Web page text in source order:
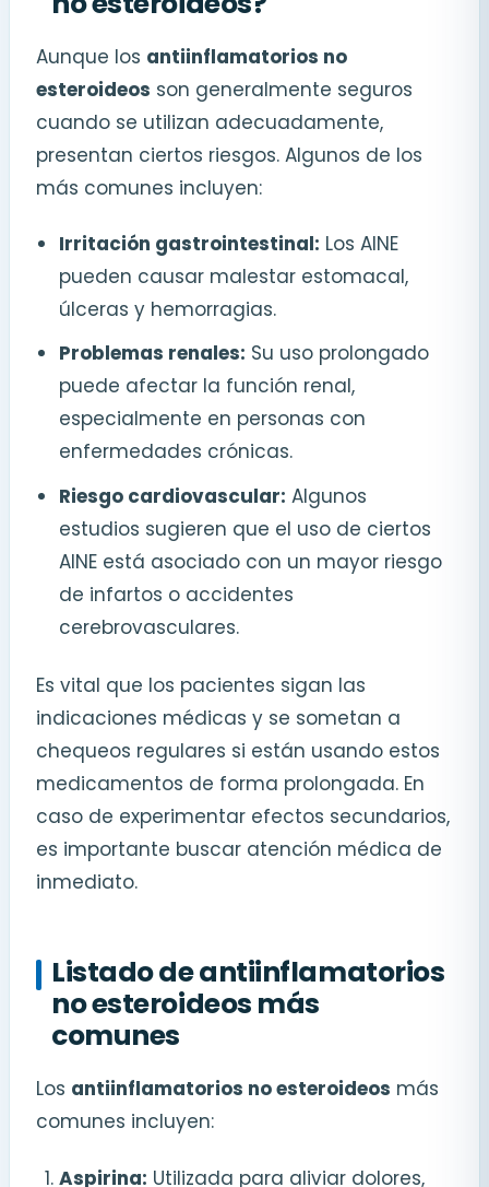
Aunque los antiinflamatorios no
esteroideos son generalmente seguros
cuando se utilizan adecuadamente,
presentan ciertos riesgos. Algunos de los
más comunes incluyen:
Irritación gastrointestinal: Los AINE
pueden causar malestar estomacal,
úlceras y hemorragias.
Problemas renales: Su uso prolongado
puede afectar la función renal,
especialmente en personas con
enfermedades crónicas.
Riesgo cardiovascular: Algunos
estudios sugieren que el uso de ciertos
AINE está asociado con un mayor riesgo
de infartos o accidentes
cerebrovasculares.
Es vital que los pacientes sigan las
indicaciones médicas y se sometan a
chequeos regulares si están usando estos
medicamentos de forma prolongada. En
caso de experimentar efectos secundarios,
es importante buscar atención médica de
inmediato.
Listado de antiinflamatorios
no esteroideos más
comunes
Los antiinflamatorios no esteroideos más
comunes incluyen:
Aspirina: Utilizada para aliviar dolores,